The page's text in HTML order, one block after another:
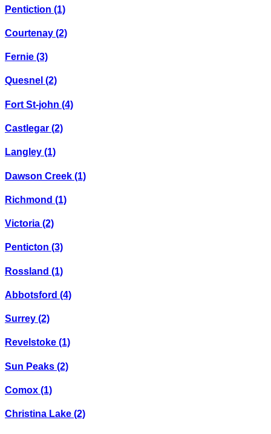
Pentiction (1)
Courtenay (2)
Fernie (3)
Quesnel (2)
Fort St-john (4)
Castlegar (2)
Langley (1)
Dawson Creek (1)
Richmond (1)
Victoria (2)
Penticton (3)
Rossland (1)
Abbotsford (4)
Surrey (2)
Revelstoke (1)
Sun Peaks (2)
Comox (1)
Christina Lake (2)